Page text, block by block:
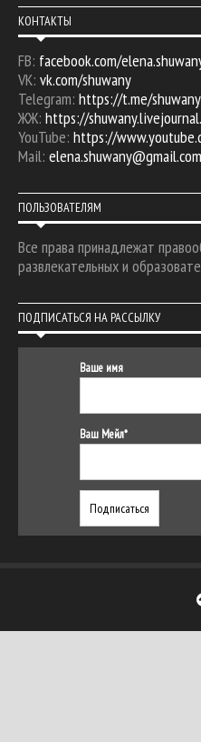
КОНТАКТЫ
FB: facebook.com/
VK: vk.com/shuwany
Telegram: https://t.me/
ЖЖ: https://
YouTube: https://
Mail: elena.shuwany@gmail.com
ПОЛЬЗОВАТЕЛЯМ
Все права принадлежат
развлекательных и
ПОДПИСАТЬСЯ НА РАССЫЛКУ
Ваше имя
Ваш Мейл*